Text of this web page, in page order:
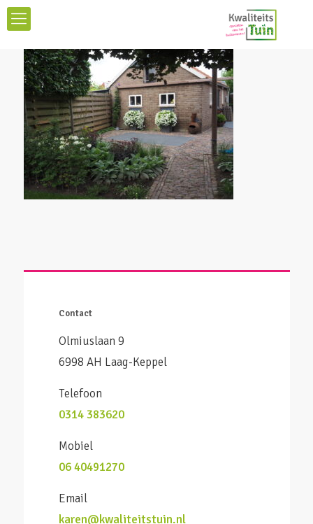
Contact
Olmiuslaan 9
6998 AH Laag-Keppel
Telefoon
0314 383620
Mobiel
06 40491270
Email
karen@kwaliteitstuin.nl